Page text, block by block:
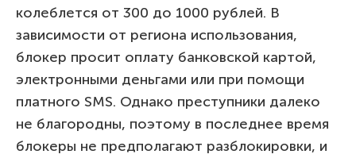
колеблется от 300 до 1000 рублей. В
зависимости от региона использования,
блокер просит оплату банковской картой,
электронными деньгами или при помощи
платного SMS. Однако преступники далеко
не благородны, поэтому в последнее время
блокеры не предполагают разблокировки, и